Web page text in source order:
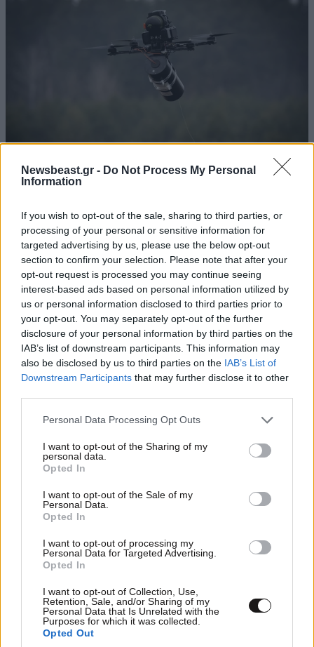
Newsbeast.gr - Do Not Process My Personal
Information
If you wish to opt-out of the sale, sharing to third parties, or
processing of your personal or sensitive information for
targeted advertising by us, please use the below opt-out
section to confirm your selection. Please note that after your
opt-out request is processed you may continue seeing
interest-based ads based on personal information utilized by
us or personal information disclosed to third parties prior to
your opt-out. You may separately opt-out of the further
disclosure of your personal information by third parties on the
IAB’s list of downstream participants. This information may
also be disclosed by us to third parties on the IAB’s List of
Downstream Participants that may further disclose it to other
Please note that this website/app uses one or more Google
not limited to your visit or usage behaviour. You may click to
grant or deny consent to Google and its third-party tags to
use your data for below specified purposes in below Google
consent section.
Personal Data Processing Opt Outs
I want to opt-out of the Sharing of my
personal data.
Opted In
I want to opt-out of the Sale of my
Personal Data.
Opted In
I want to opt-out of processing my
Personal Data for Targeted Advertising.
Opted In
I want to opt-out of Collection, Use,
Retention, Sale, and/or Sharing of my
Personal Data that Is Unrelated with the
Purposes for which it was collected.
Opted Out
Λειψία και γιατί στρέφονται τα βλέμματα στη
Ρωσία;
ΗΠΑ και ASEAN ζητούν την απελευθέρωση
μεταξύ τους και της πρώην ηγέτιδας της χώρας